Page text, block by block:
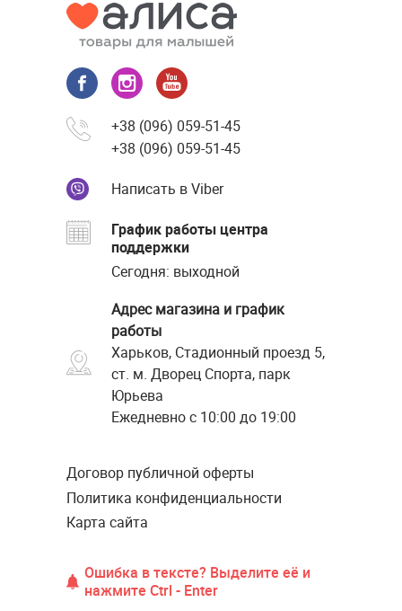
+38 (096) 059-51-45
+38 (096) 059-51-45
Написать в Viber
График работы центра
поддержки
Сегодня: выходной
Адрес магазина и график
работы
Харьков, Стадионный проезд 5,
ст. м. Дворец Спорта, парк
Юрьева
Ежедневно с 10:00 до 19:00
Договор публичной оферты
Политика конфиденциальности
Карта сайта
Ошибка в тексте? Выделите её и
нажмите Ctrl - Enter